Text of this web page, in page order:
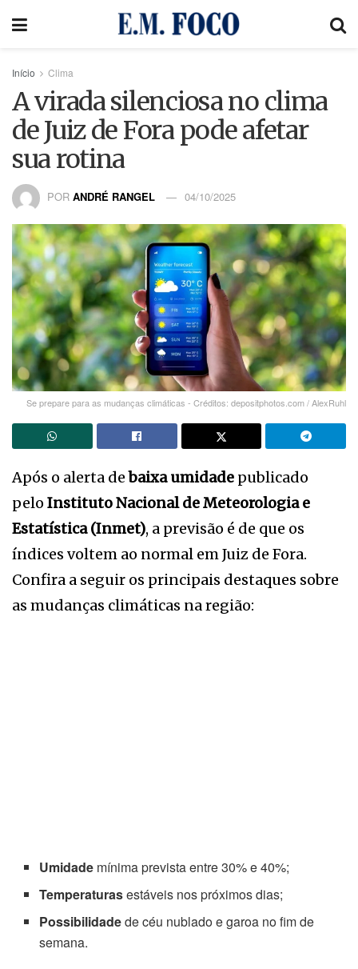
Início Clima
A virada silenciosa no clima
de Juiz de Fora pode afetar
sua rotina
POR ANDRÉ RANGEL 04/10/2025
Se prepare para as mudanças climáticas - Créditos: depositphotos.com / AlexRuhl
Após o alerta debaixa umidade publicado
pelo Instituto Nacional de Meteorologia e
Estatística (Inmet), a previsão é de que os
índices voltem ao normal em Juiz de Fora.
Confira a seguir os principais destaques sobre
as mudanças climáticas na região:
Umidade mínima prevista entre 30% e 40%;
Temperaturasestáveis nos próximos dias;
Possibilidadede céu nublado e garoa no fim de
semana.